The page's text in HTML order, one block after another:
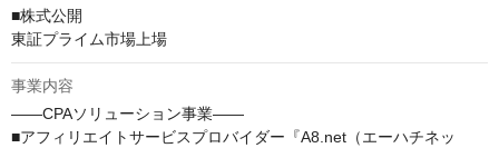
■株式公開
事業内容
――CPAソリューション事業――
■アフィリエイトサービスプロバイダー『A8.net（エーハチネッ